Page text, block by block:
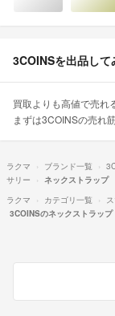
3COINSを出品して
買取よりも高値で売れ
まずは3COINSの売れ
ラクマ ブランド一覧
サリー
ネックストラップ
ラクマ
カテゴリ一覧
3COINSのネックストラップ